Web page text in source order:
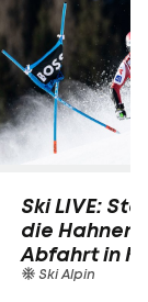
Ski LIVE:
die
Abfahrt in
Ski Alpin